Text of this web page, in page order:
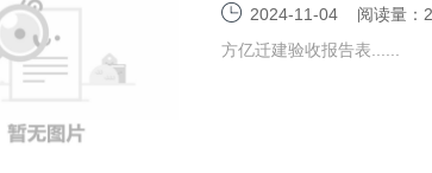
护验收监测报告表
2024-11-04
阅读量：
方亿迁建验收报告表......